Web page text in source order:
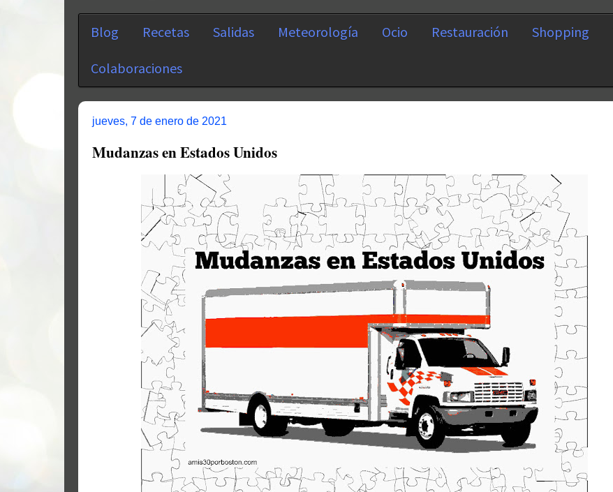
Blog Recetas Salidas Meteorología Ocio Restauración Shopping
Colaboraciones
jueves, 7 de enero de 2021
Mudanzas en Estados Unidos